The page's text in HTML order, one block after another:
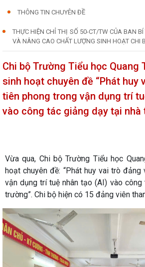
THÔNG TIN CHUYÊN ĐỀ
THỰC HIỆN CHỈ THỊ SỐ 50-CT/TW CỦA BAN BÍ
VÀ NÂNG CAO CHẤT LƯỢNG SINH HOẠT CHI
Chi bộ Trường Tiểu học Quang
sinh hoạt chuyên đề “Phát huy
tiên phong trong vận dụng trí
vào công tác giảng dạy tại nhà
Vừa qua, Chi bộ Trường Tiểu học
hoạt chuyên đề: “Phát huy vai trò
vận dụng trí tuệ nhân tạo (AI) vào
trường”. Chi bộ hiện có 15 đảng viên